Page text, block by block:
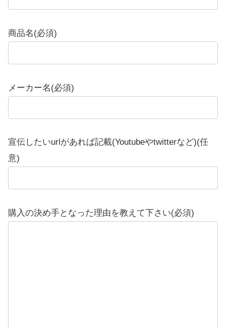
商品名(必須)
メーカー名(必須)
宣伝したいurlがあれば記載(Youtubeやtwitterなど)(任
意)
購入の決め手となった理由を教えて下さい(必須)